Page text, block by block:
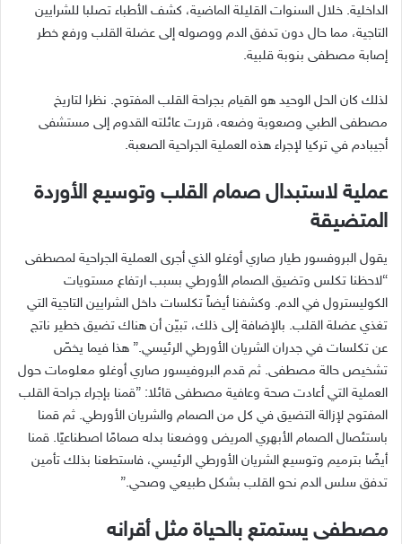
الداخلية. خلال السنوات القليلة الماضية، كشف الأطباء تصلبا للشرايين
التاجية، مما حال دون تدفق الدم ووصوله إلى عضلة القلب ورفع خطر
إصابة مصطفى بنوبة قلبية.
لذلك كان الحل الوحيد هو القيام بجراحة القلب المفتوح. نظرا لتاريخ
مصطفى الطبي وصعوبة وضعه، قررت عائلته القدوم إلى مستشفى
أجيبادم في تركيا لإجراء هذه العملية الجراحية الصعبة.
عملية لاستبدال صمام القلب وتوسيع الأوردة
المتضيقة
يقول البروفسور طيار صاري أوغلو الذي أجرى العملية الجراحية لمصطفى
“لاحظنا تكلس وتضيق الصمام الأورطي بسبب ارتفاع مستويات
الكوليسترول في الدم. وكشفنا أيضاً تكلسات داخل الشرايين التاجية التي
تغذي عضلة القلب. بالإضافة إلى ذلك، تبيّن أن هناك تضيق خطير ناتج
عن تكلسات في جدران الشريان الأورطي الرئيسي.” هذا فيما يخصّ
تشخيص حالة مصطفى. ثم قدم البروفيسور صاري أوغلو معلومات حول
العملية التي أعادت صحة وعافية مصطفى قائلا: ”قمنا بإجراء جراحة القلب
المفتوح لإزالة التضيق في كل من الصمام والشريان الأورطي. ثم قمنا
باستئصال الصمام الأبهري المريض ووضعنا بدله صمامًا اصطناعيًا. قمنا
أيضًا بترميم وتوسيع الشريان الأورطي الرئيسي، فاستطعنا بذلك تأمين
تدفق سلس الدم نحو القلب بشكل طبيعي وصحي.”
مصطفى يستمتع بالحياة مثل أقرانه